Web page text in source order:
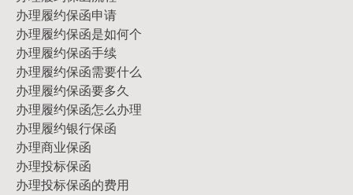
办理履约保函申请
办理履约保函是如何个
办理履约保函手续
办理履约保函需要什么
办理履约保函要多久
办理履约保函怎么办理
办理履约银行保函
办理商业保函
办理投标保函
办理投标保函的费用